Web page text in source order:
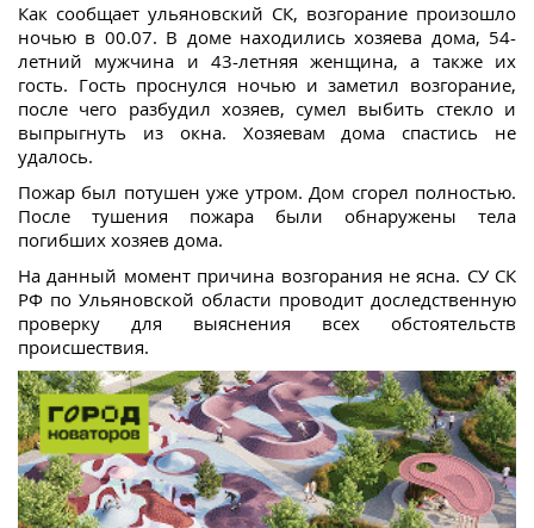
Как сообщает ульяновский СК, возгорание произошло
ночью в 00.07. В доме находились хозяева дома, 54-
летний мужчина и 43-летняя женщина, а также их
гость. Гость проснулся ночью и заметил возгорание,
после чего разбудил хозяев, сумел выбить стекло и
выпрыгнуть из окна. Хозяевам дома спастись не
удалось.
Пожар был потушен уже утром. Дом сгорел полностью.
После тушения пожара были обнаружены тела
погибших хозяев дома.
На данный момент причина возгорания не ясна. СУ СК
РФ по Ульяновской области проводит доследственную
проверку для выяснения всех обстоятельств
происшествия.